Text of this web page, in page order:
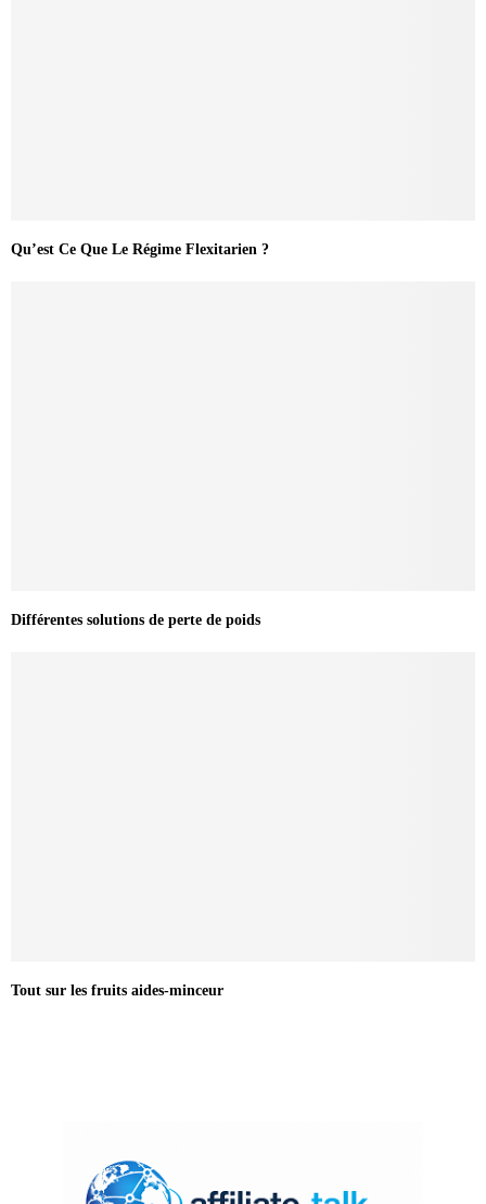
Qu’est Ce Que Le Régime Flexitarien ?
Différentes solutions de perte de poids
Tout sur les fruits aides-minceur